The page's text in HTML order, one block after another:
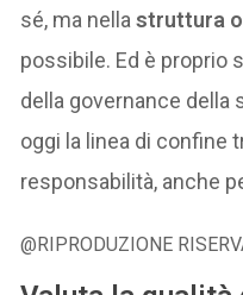
sé, ma nellastruttura
possibile. Ed è proprio
della governance della
oggi la linea di confine
responsabilità, anche
@RIPRODUZIONE